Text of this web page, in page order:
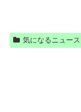
気になるニュース